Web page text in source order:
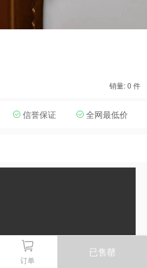
销量: 0 件
信誉保证 全网最低价
订单
已售罄